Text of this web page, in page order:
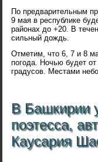
По предварительным
9 мая в республике
районах до +20. В
сильный дождь.
Отметим, что 6, 7 и 8
погода. Ночью будет
градусов. Местами
В Башкирии
поэтесса,
Каусария